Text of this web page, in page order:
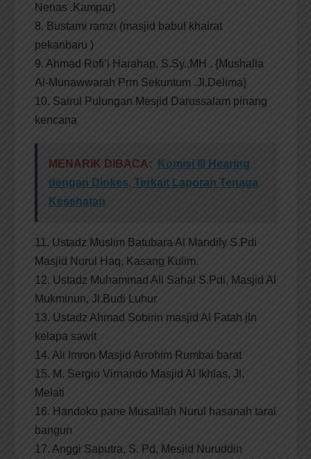
Nenas .Kampar)
8. Bustami ramzi (masjid babul khairat
pekanbaru )
9. Ahmad Rofi’i Harahap, S.Sy.,MH . {Mushalla
Al-Munawwarah Prm Sekuntum .Jl.Delima}
10. Sairul Pulungan Mesjid Darussalam pinang
kencana
MENARIK DIBACA:
Komisi III Hearing
dengan Dinkes, Terkait Laporan Tenaga
Kesehatan
11. Ustadz Muslim Batubara Al Mandily S.Pdi
Masjid Nurul Haq, Kasang Kulim.
12. Ustadz Muhammad Ali Sahal S.Pdi, Masjid Al
Mukminun, Jl.Budi Luhur
13. Ustadz Ahmad Sobirin masjid Al Fatah jln
kelapa sawit
14. Ali Imron Masjid Arrohim Rumbai barat
15. M. Sergio Virnando Masjid Al Ikhlas, Jl.
Melati
16. Handoko pane Musalllah Nurul hasanah tarai
bangun
17. Anggi Saputra, S. Pd, Mesjid Nuruddin